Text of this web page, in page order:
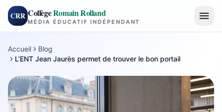
CRR CollègeRomain Rolland
MÉDIA ÉDUCATIF INDÉPENDANT
Accueil
Blog
L’ENT Jean Jaurès permet de trouver le bon portail